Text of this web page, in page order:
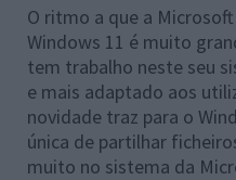
O ritmo a que a
Windows 11 é muito
tem trabalho neste seu
e mais adaptado aos
novidade traz para o
única de partilhar
muito no sistema da